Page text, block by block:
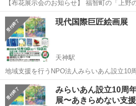
【布花展示会のお知らせ】 福智町の「上野
ラリー陶」にて、布花の展示会を開催します。 日本伝統の布であ
布・古布・正絹 を使い、コテもアイロンも
で花の形を作る独自...
福岡 田川郡 赤池駅 展示会
現代国際巨匠絵画展
天神駅
地域支援を行うNPO法人みらいあん設立10
本の巨匠たちによる名画を一堂に展示しま
東山魁夷など約50名、約120点の油彩や版
す。 会期中は、フランス印象...
福岡 福岡市 天神駅 展示会 チ
みらいあん設立10周
展〜あきらめない支